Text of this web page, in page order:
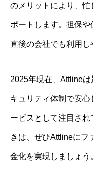
のメリットにより、
ポートします。担保
直後の会社でも利用し
2025年現在、Attline
キュリティ体制で安
ービスとして注目さ
きは、ぜひAttlineにフ
金化を実現しましょう